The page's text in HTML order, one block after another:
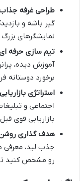
طراحی غرفه
گیر باشه و
نمایشگرهای
تیم سازی حرفه
آموزش دیده،
برخورد دوستانه
استراتژی
اجتماعی و
بازاریابی قوی
هدف گذاری
جذب لید، معرفی
رو مشخص کنید تا